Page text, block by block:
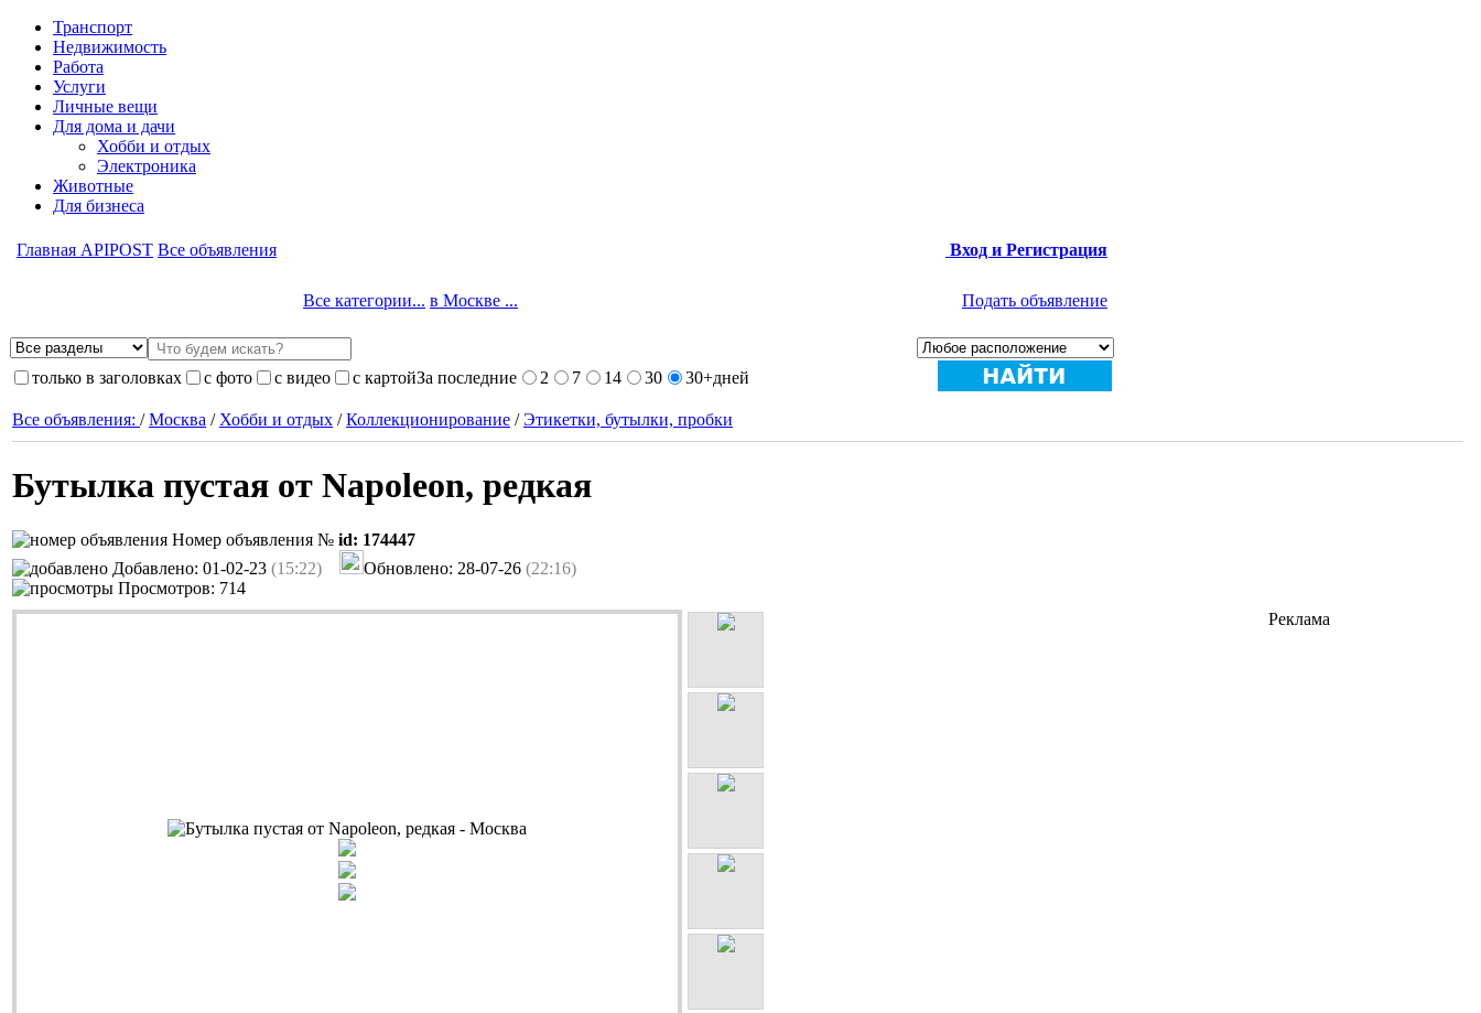
Транспорт
Недвижимость
Работа
Услуги
Личные вещи
Для дома и дачи
Хобби и отдых
Электроника
Животные
Для бизнеса
Главная APIPOST Все объявления Вход и Регистрация
Все категории... в Москве ... Подать объявление
только в заголовках с фото с видео с картойЗа последние 2 7 14 30 30+дней
Все объявления: /Москва / Хобби и отдых /Коллекционирование /Этикетки, бутылки, пробки
Бутылка пустая от Napoleon, редкая
Номер объявления № id: 174447
Добавлено: 01-02-23 (15:22) Обновлено: 28-07-26 (22:16)
Просмотров: 714
Реклама